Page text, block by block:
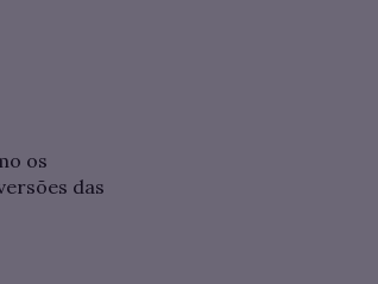
os
das